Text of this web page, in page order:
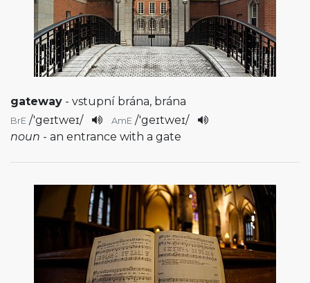
gateway - vstupní brána, brána
BrE /'geɪtweɪ/ AmE /'geɪtweɪ/
noun - an entrance with a gate